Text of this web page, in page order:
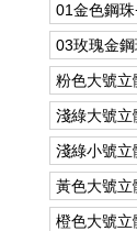
01金色鋼
03玫瑰金
粉色大號立
淺綠大號立
淺綠小號立
黃色大號立
橙色大號立